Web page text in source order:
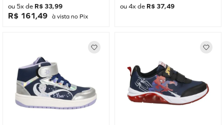
ou 5x de R$ 33,99
R$ 161,49 à vista no Pix
ou4x de R$ 37,49